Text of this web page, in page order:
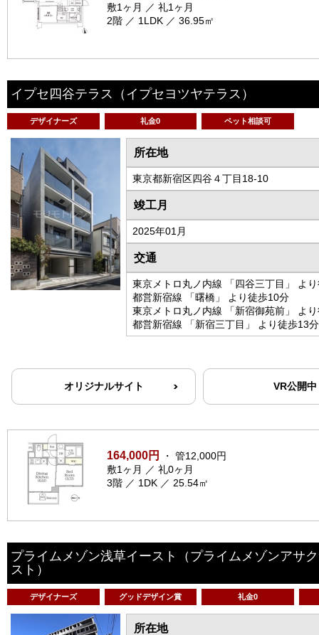
敷1ヶ月 ／ 礼1ヶ月
2階 ／ 1LDK ／ 36.95㎡
イプセ四谷テラス （イプセヨツヤテラス）
デザイナーズ 礼金0 ペット相談可
所在地
東京都新宿区四谷４丁目18-10
竣工月
2025年01月
交通
東京メトロ丸ノ内線 「四谷三丁目」 よ
都営新宿線 「曙橋」 より徒歩10分
東京メトロ丸ノ内線 「新宿御苑前」 よ
都営新宿線 「新宿三丁目」 より徒歩13分
オリジナルサイト VR公開中
164,000円
・ 管12,000円
敷1ヶ月 ／ 礼0ヶ月
3階 ／ 1DK ／ 25.54㎡
プライムメゾン浅草イースト
（プライムメゾンアサ
スト）
デザイナーズ グッドデザイン賞 礼金0
所在地